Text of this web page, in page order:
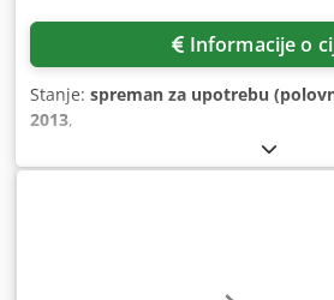
Informacije o
Stanje: spreman za upotrebu
2013,